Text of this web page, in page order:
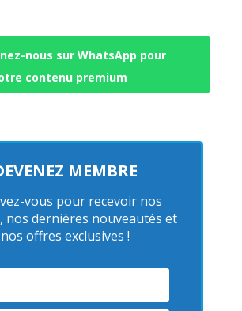
nous sur WhatsApp pour
contenu premium
MEMBRE
vous pour recevoir nos
nos dernières nouveautés et
nos offres exclusives !